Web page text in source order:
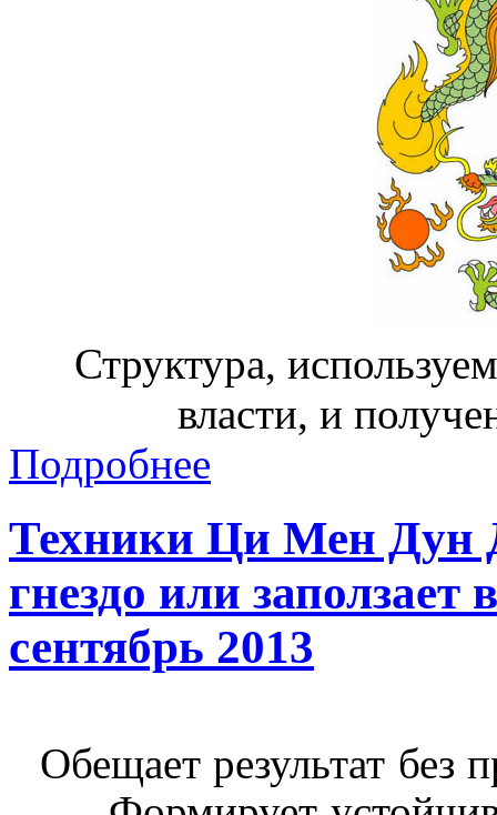
Структура,
власти, и
Подробнее
Техники Ци Мен Дун
гнездо или
сентябрь 2013
Обещает результат без